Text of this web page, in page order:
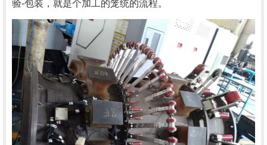
验-包装，就是个加工的笼统的流程。